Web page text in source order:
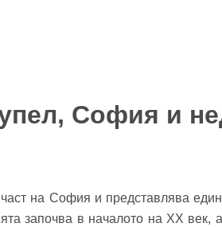
София и
на София и представлява
започва в началото на XX век,